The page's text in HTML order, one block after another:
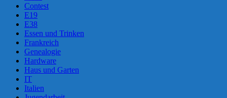
Contest
E19
E38
Essen und Trinken
Frankreich
Genealogie
Hardware
Haus und Garten
IT
Italien